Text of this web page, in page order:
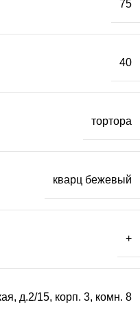
75
40
тортора
кварц бежевый
+
д.2/15, корп. 3, комн. 8